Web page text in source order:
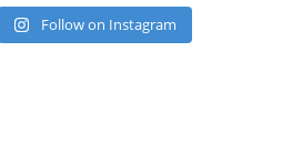
Follow on Instagram